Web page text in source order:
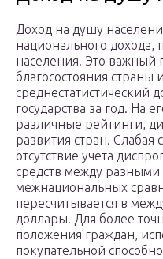
Доход на душу
национального дохода,
населения. Это важный
благосостояния
среднестатистический
государства за год. На
различные рейтинги,
развития стран. Слабая
отсутствие учета
средств между
межнациональных
пересчитывается в
доллары. Для более
положения граждан,
покупательной